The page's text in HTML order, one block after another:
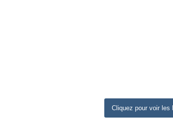
Cliquez pour voir les